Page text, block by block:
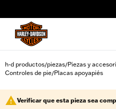
h-d productos/piezas/Piezas y
Controles de pie/Placas apoyapiés
Verificar que esta pieza sea